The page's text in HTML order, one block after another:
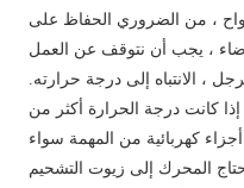
، من الضروري الحفاظ على
، يجب أن نتوقف عن العمل
، الانتباه إلى درجة حرارته.
كانت درجة الحرارة أكثر من
كهربائية من المهمة سواء
المحرك إلى زيوت التشحيم